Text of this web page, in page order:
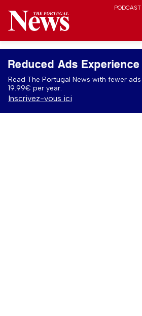
PODCAST
Reduced Ads Experience
Read The Portugal News with fewer
19.99€ per year.
Inscrivez-vous ici